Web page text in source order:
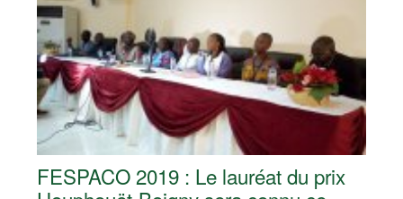
FESPACO 2019 : Le lauréat du prix